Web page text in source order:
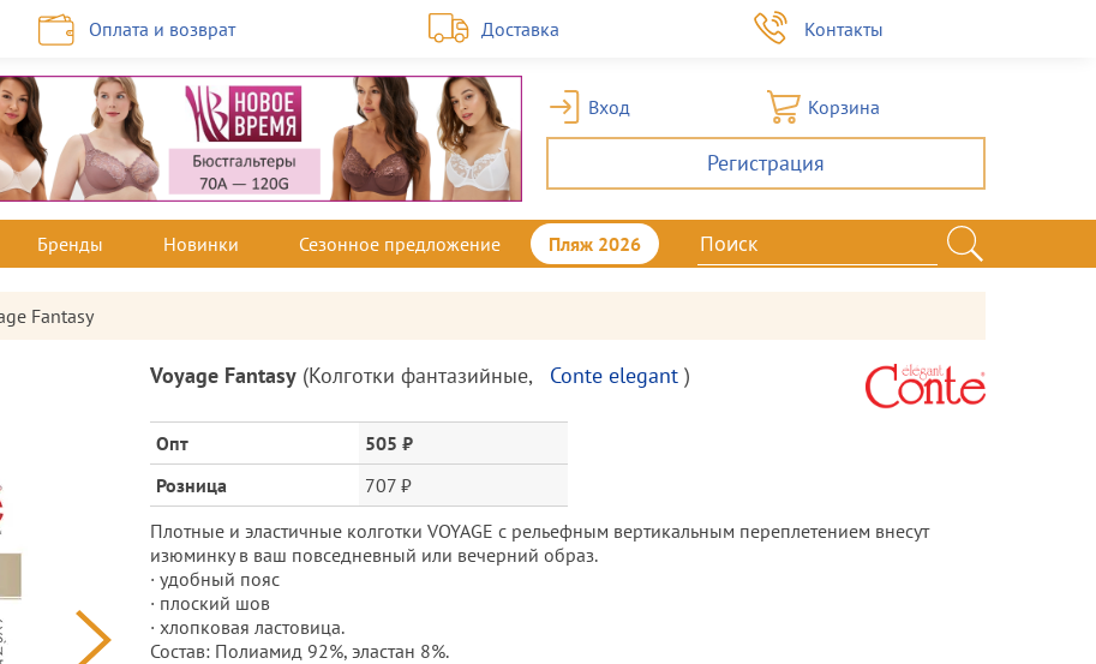
Оплата и возврат Доставка Контакты
Вход Корзина
Регистрация
Бренды Новинки Сезонное предложение Пляж 2026
Fantasy
Описание
товара
и
цена
Voyage Fantasy (Колготки фантазийные, Conte elegant )
Опт
505 ₽
Розница
707 ₽
Плотные и эластичные колготки VOYAGE с рельефным вертикальным переплетением внесут
изюминку в ваш повседневный или вечерний образ.
· удобный пояс
· плоский шов
· хлопковая ластовица.
Состав: Полиамид 92%, эластан 8%.